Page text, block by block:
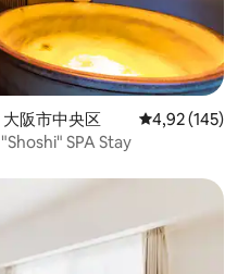
阪市中央区 Vlerësimi
4,92 (145)
SPA Stay